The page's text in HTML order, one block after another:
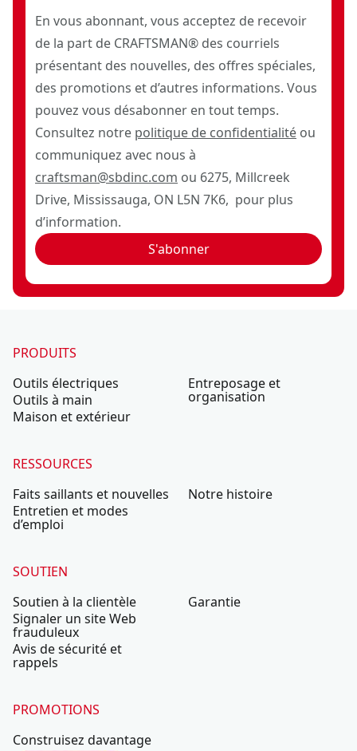
En vous abonnant, vous acceptez de recevoir
de la part de CRAFTSMAN® des courriels
présentant des nouvelles, des offres spéciales,
des promotions et d’autres informations. Vous
pouvez vous désabonner en tout temps.
Consultez notre politique de confidentialité ou
communiquez avec nous à
craftsman@sbdinc.com ou 6275, Millcreek
Drive, Mississauga, ON L5N 7K6, pour plus
d’information.
S'abonner
PRODUITS
Outils électriques
Outils à main
Maison et extérieur
Entreposage et
organisation
RESSOURCES
Faits saillants et nouvelles
Entretien et modes
d’emploi
Notre histoire
SOUTIEN
Soutien à la clientèle
Signaler un site Web
frauduleux
Avis de sécurité et
rappels
Garantie
PROMOTIONS
Construisez davantage